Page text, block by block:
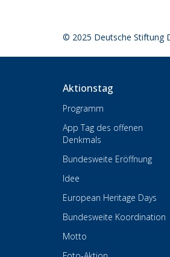
© 2025 Deutsche Stiftung
Aktionstag
Programm
App Tag des offenen
Denkmals
Bundesweite Eröffnung
Idee
European Heritage Days
Bundesweite Koordination
Motto